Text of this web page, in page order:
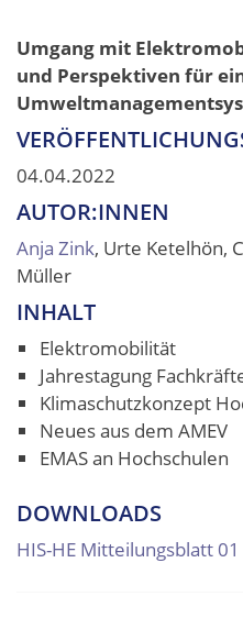
Umgang mit
und Perspektiven für
04.04.2022
AUTOR:INNEN
Anja Zink, Urte Ketelhön,
Müller
INHALT
Elektromobilität
Jahrestagung
Klimaschutzkonzept
Neues aus dem AMEV
EMAS an Hochschulen
DOWNLOADS
HIS-HE Mitteilungsblatt